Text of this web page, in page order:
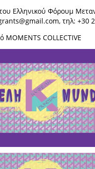
Ελληνικού Φόρουμ
τηλ: +30
COLLECTIVE